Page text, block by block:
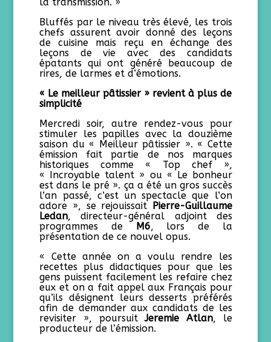
Bluffés par le niveau très élevé, les trois
chefs assurent avoir donné des leçons
de cuisine mais reçu en échange des
leçons de vie avec des candidats
épatants qui ont généré beaucoup de
rires, de larmes et d’émotions.
« Le meilleur pâtissier » revient à plus de
simplicité
Mercredi soir, autre rendez-vous pour
stimuler les papilles avec la douzième
saison du « Meilleur pâtissier ». « Cette
émission fait partie de nos marques
historiques comme « Top chef »,
« Incroyable talent » ou « Le bonheur
est dans le pré ». ça a été un gros succès
l’an passé, c’est un spectacle que l’on
adore », se rejouissait Pierre-Guillaume
Ledan, directeur-général adjoint des
programmes de M6, lors de la
présentation de ce nouvel opus.
« Cette année on a voulu rendre les
recettes plus didactiques pour que les
gens puissent facilement les refaire chez
eux et on a fait appel aux Français pour
qu’ils désignent leurs desserts préférés
afin de demander aux candidats de les
revisiter », poursuitJeremie Atlan, le
producteur de l’émission.